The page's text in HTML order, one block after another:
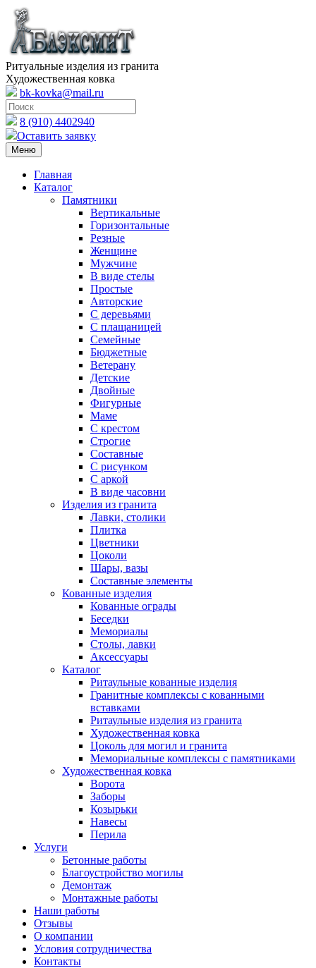
Ритуальные изделия из гранита
Художественная ковка
bk-kovka@mail.ru
8 (910) 4402940
Оставить заявку
Меню
Главная
Каталог
Памятники
Вертикальные
Горизонтальные
Резные
Женщине
Мужчине
В виде стелы
Простые
Авторские
С деревьями
С плащаницей
Семейные
Бюджетные
Ветерану
Детские
Двойные
Фигурные
Маме
С крестом
Строгие
Составные
С рисунком
С аркой
В виде часовни
Изделия из гранита
Лавки, столики
Плитка
Цветники
Цоколи
Шары, вазы
Составные элементы
Кованные изделия
Кованные ограды
Беседки
Мемориалы
Столы, лавки
Аксессуары
Каталог
Ритаульные кованные изделия
Гранитные комплексы с кованными
вставками
Ритаульные изделия из гранита
Художественная ковка
Цоколь для могил и гранита
Мемориальные комплексы с памятниками
Художественная ковка
Ворота
Заборы
Козырьки
Навесы
Перила
Услуги
Бетонные работы
Благоустройство могилы
Демонтаж
Монтажные работы
Наши работы
Отзывы
О компании
Условия сотрудничества
Контакты